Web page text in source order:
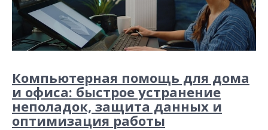
Компьютерная помощь для дома
и офиса: быстрое устранение
неполадок, защита данных и
оптимизация работы